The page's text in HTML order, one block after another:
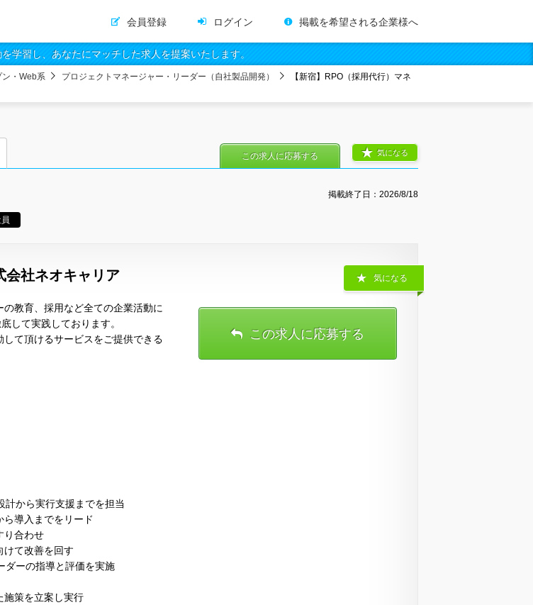
会員登録 ログイン 掲載を希望される企業様へ
学習し、あなたにマッチした求人を提案いたします。
ン・Web系 プロジェクトマネージャー・リーダー（自社製品開発）
【新宿】RPO（採用代行）マネ
掲載終了日： 2026/8/18
気になる
この求人に応募する
会社ネオキャリア
教育、採用など全ての企業活動に
して実践しております。
て頂けるサービスをご提供できる
計から実行支援までを担当
ら導入までをリード
り合わせ
けて改善を回す
ダーの指導と評価を実施
施策を立案し実行
気になる
この求人に応募する